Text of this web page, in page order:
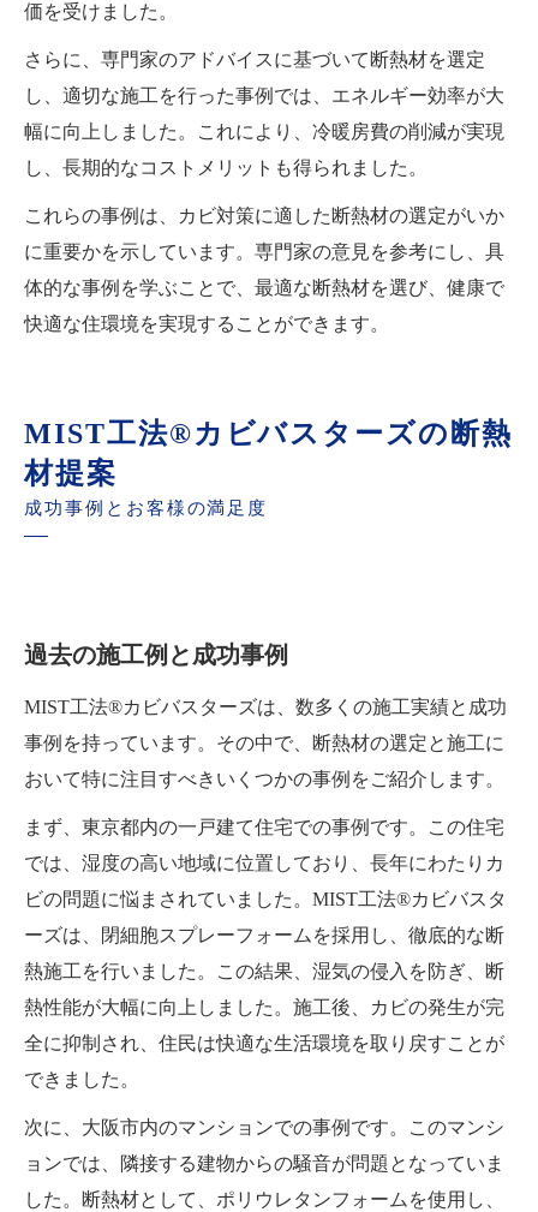
価を受けました。
さらに、専門家のアドバイスに基づいて断熱材を選定
し、適切な施工を行った事例では、エネルギー効率が大
幅に向上しました。これにより、冷暖房費の削減が実現
し、長期的なコストメリットも得られました。
これらの事例は、カビ対策に適した断熱材の選定がいか
に重要かを示しています。専門家の意見を参考にし、具
体的な事例を学ぶことで、最適な断熱材を選び、健康で
快適な住環境を実現することができます。
MIST工法®カビバスターズの断熱
材提案
成功事例とお客様の満足度
過去の施工例と成功事例
MIST工法®カビバスターズは、数多くの施工実績と成功
事例を持っています。その中で、断熱材の選定と施工に
おいて特に注目すべきいくつかの事例をご紹介します。
まず、東京都内の一戸建て住宅での事例です。この住宅
では、湿度の高い地域に位置しており、長年にわたりカ
ビの問題に悩まされていました。MIST工法®カビバスタ
ーズは、閉細胞スプレーフォームを採用し、徹底的な断
熱施工を行いました。この結果、湿気の侵入を防ぎ、断
熱性能が大幅に向上しました。施工後、カビの発生が完
全に抑制され、住民は快適な生活環境を取り戻すことが
できました。
次に、大阪市内のマンションでの事例です。このマンシ
ョンでは、隣接する建物からの騒音が問題となっていま
した。断熱材として、ポリウレタンフォームを使用し、